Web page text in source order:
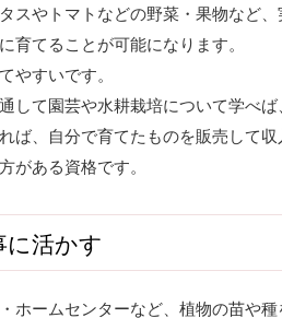
やトマトなどの野菜・果物など、
てることが可能になります。
やすいです。
て園芸や水耕栽培について学べ
、自分で育てたものを販売して収
がある資格です。
に活かす
ームセンターなど、植物の苗や種